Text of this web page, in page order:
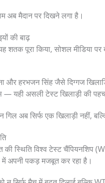
अब मैदान पर दिखने लगा है।
की बाढ़
शतक पूरा किया, सोशल मीडिया
और हरभजन सिंह जैसे दिग्गज
यही असली टेस्ट खिलाड़ी की
गिल अब सिर्फ एक खिलाड़ी नहीं,
स्थिति विश्व टेस्ट चैंपियनशिप
अपनी पकड़ मजबूत कर रहा है।